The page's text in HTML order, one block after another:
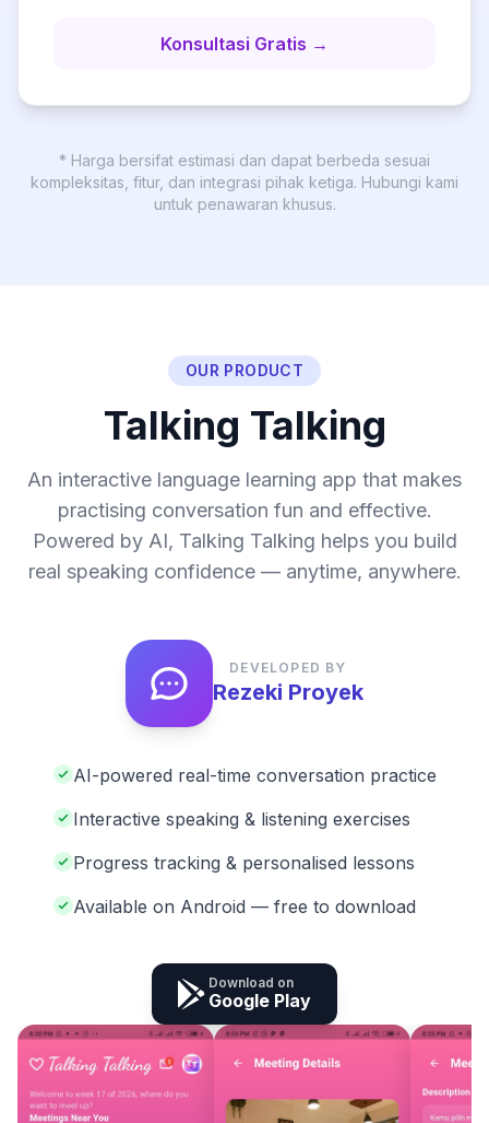
Konsultasi Gratis →
* Harga bersifat estimasi dan dapat berbeda sesuai
kompleksitas, fitur, dan integrasi pihak ketiga. Hubungi kami
untuk penawaran khusus.
OUR PRODUCT
Talking Talking
An interactive language learning app that makes
practising conversation fun and effective.
Powered by AI, Talking Talking helps you build
real speaking confidence — anytime, anywhere.
DEVELOPED BY
Rezeki Proyek
AI-powered real-time conversation practice
Interactive speaking & listening exercises
Progress tracking & personalised lessons
Available on Android — free to download
Download on
Google Play